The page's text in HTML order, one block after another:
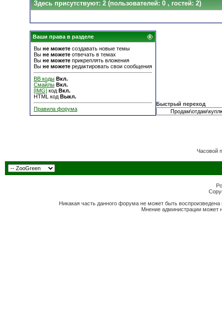
Здесь присутствуют: 2 (пользователей: 0 , гостей: 2)
Ваши права в разделе
Вы не можете создавать новые темы
Вы не можете отвечать в темах
Вы не можете прикреплять вложения
Вы не можете редактировать свои сообщения
BB коды Вкл.
Смайлы Вкл.
[IMG] код Вкл.
HTML код Выкл.
Правила форума
Быстрый переход
Часовой
Никакая часть данного форума не может быть
Мнение администрации может